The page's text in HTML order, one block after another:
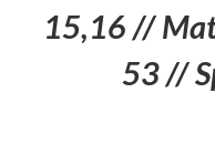
15,16 //
53 //